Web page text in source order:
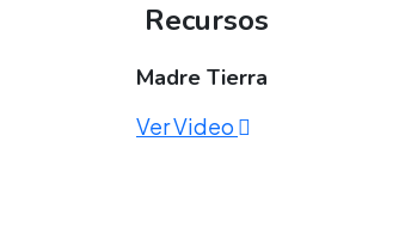
Recursos
Madre Tierra
Ver Video